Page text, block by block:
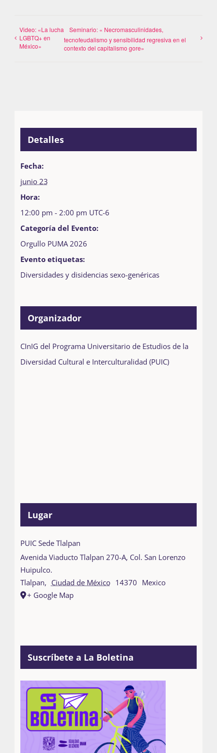
Video: «La lucha
LGBTQ+ en
México»
Seminario: « Necromasculinidades,
tecnofeudalismo y sensibilidad regresiva en el
contexto del capitalismo gore»
Detalles
Fecha:
junio 23
Hora:
12:00 pm - 2:00 pm UTC-6
Categoría del Evento:
Orgullo PUMA 2026
Evento etiquetas:
Diversidades y disidencias sexo-genéricas
Organizador
CInIG del Programa Universitario de Estudios de la
Diversidad Cultural e Interculturalidad (PUIC)
Lugar
PUIC Sede Tlalpan
Avenida Viaducto Tlalpan 270-A, Col. San Lorenzo
Huipulco.
Tlalpan, Ciudad de México 14370 Mexico
+ Google Map
Suscríbete a La Boletina